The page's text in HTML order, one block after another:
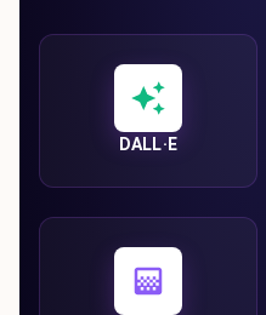
DALL·E